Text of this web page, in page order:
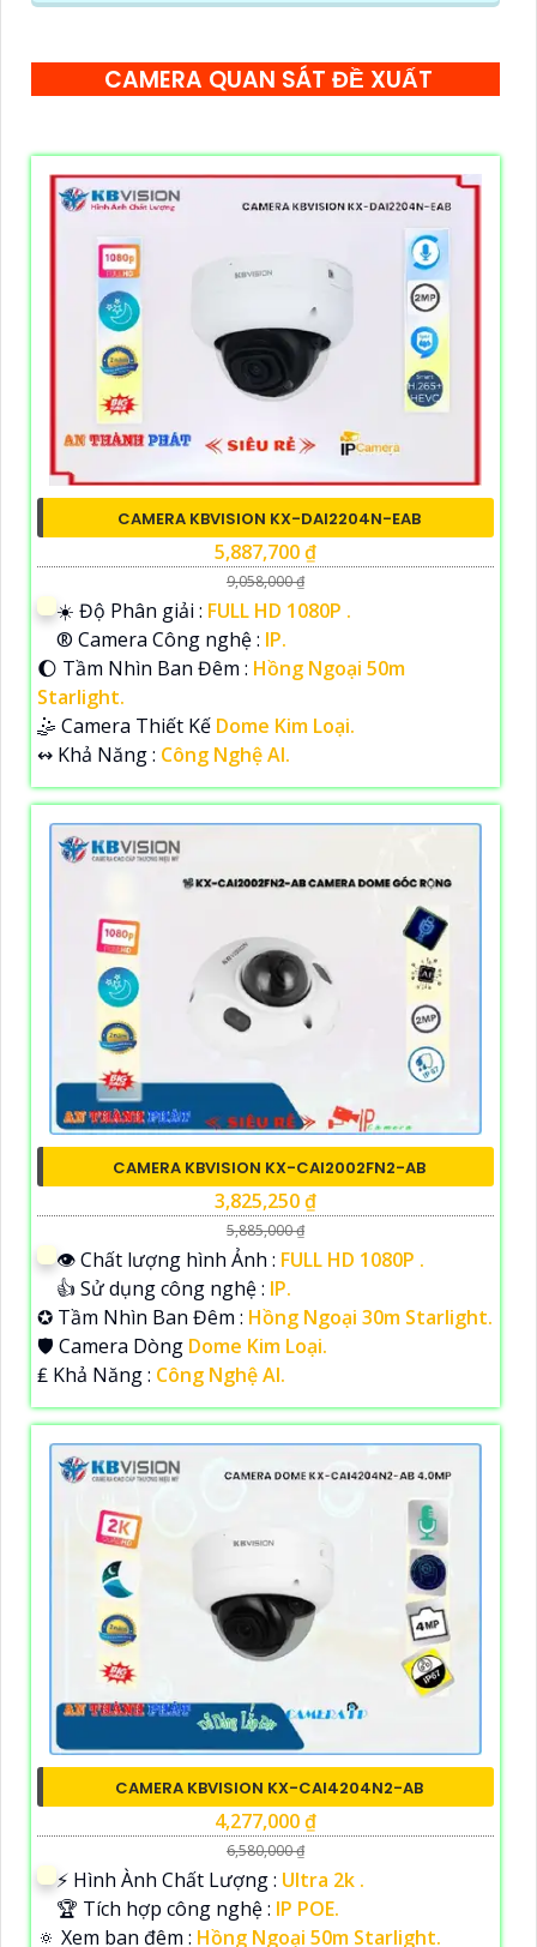
CAMERA QUAN SÁT ĐỀ XUẤT
CAMERA KBVISION KX-DAI2204N-EAB
5,887,700 ₫
9,058,000 ₫
☀️ Độ Phân giải : FULL HD 1080P .
®️ Camera Công nghệ : IP.
🌔 Tầm Nhìn Ban Đêm : Hồng Ngoại 50m
Starlight.
🤹 Camera Thiết Kế Dome Kim Loại.
️↭ Khả Năng : Công Nghệ AI.
CAMERA KBVISION KX-CAI2002FN2-AB
3,825,250 ₫
5,885,000 ₫
👁 Chất lượng hình Ảnh : FULL HD 1080P .
👍 Sử dụng công nghệ : IP.
✪ Tầm Nhìn Ban Đêm : Hồng Ngoại 30m Starlight.
🛡 Camera Dòng Dome Kim Loại.
️₤ Khả Năng : Công Nghệ AI.
CAMERA KBVISION KX-CAI4204N2-AB
4,277,000 ₫
6,580,000 ₫
️⚡ Hình Ành Chất Lượng : Ultra 2k .
🏆 Tích hợp công nghệ : IP POE.
🔅 Xem ban đêm : Hồng Ngoại 50m Starlight.